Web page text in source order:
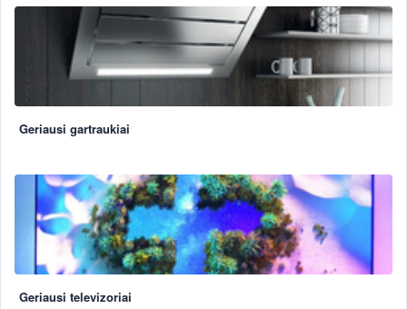
Geriausi gartraukiai
Geriausi televizoriai